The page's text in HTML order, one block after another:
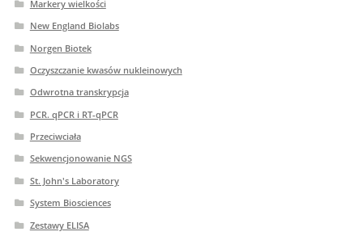
Markery wielkości
New England Biolabs
Norgen Biotek
Oczyszczanie kwasów nukleinowych
Odwrotna transkrypcja
PCR. qPCR i RT-qPCR
Przeciwciała
Sekwencjonowanie NGS
St. John's Laboratory
System Biosciences
Zestawy ELISA